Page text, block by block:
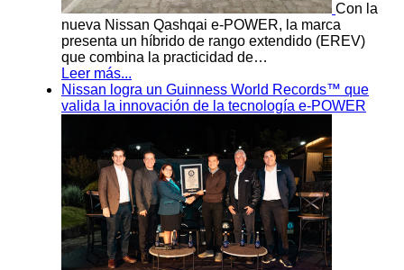
Con la
nueva Nissan Qashqai e-POWER, la marca
presenta un híbrido de rango extendido (EREV)
que combina la practicidad de…
Leer más...
Nissan logra un Guinness World Records™ que
valida la innovación de la tecnología e-POWER